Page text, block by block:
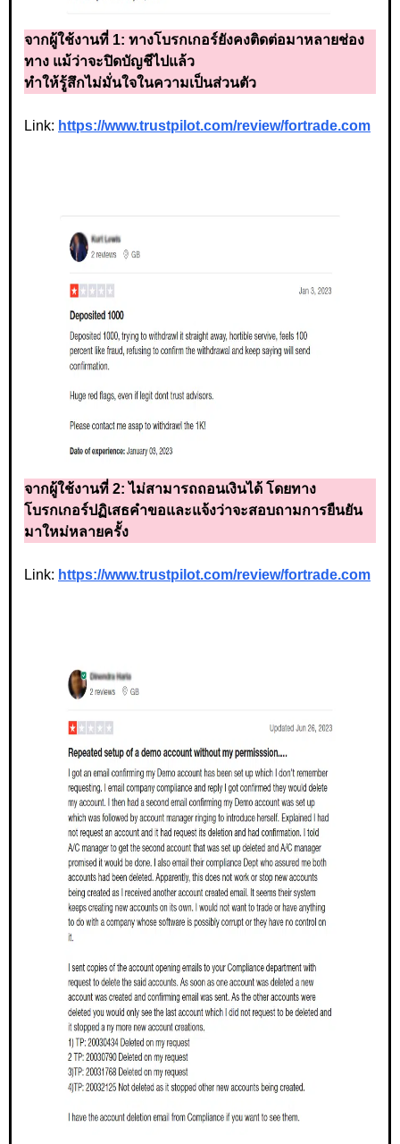
จากผู้ใช้งานที่ 1: ทางโบรกเกอร์ยังคงติดต่อมาหลายช่อง
ทาง แม้ว่าจะปิดบัญชีไปแล้ว
ทำให้รู้สึกไม่มั่นใจในความเป็นส่วนตัว
Link: https://www.trustpilot.com/review/fortrade.com
จากผู้ใช้งานที่ 2: ไม่สามารถถอนเงินได้ โดยทาง
โบรกเกอร์ปฏิเสธคำขอและแจ้งว่าจะสอบถามการยืนยัน
มาใหม่หลายครั้ง
Link: https://www.trustpilot.com/review/fortrade.com